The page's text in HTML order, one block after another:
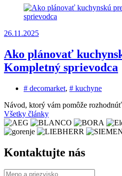
26.11.2025
Ako plánovať
Kompletný sprievodca
# decomarket, # kuchyne
Návod, ktorý vám pomôže rozhodnúť
Všetky články
Kontaktujte nás